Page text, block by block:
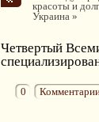
красоты и
Украина »
Четвертый
0